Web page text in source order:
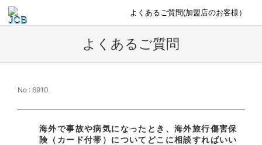
よくあるご質問(加盟店のお客様）
よくあるご質問
No : 6910
海外で事故や病気になったとき、海外旅行傷害保
険（カード付帯）についてどこに相談すればいい